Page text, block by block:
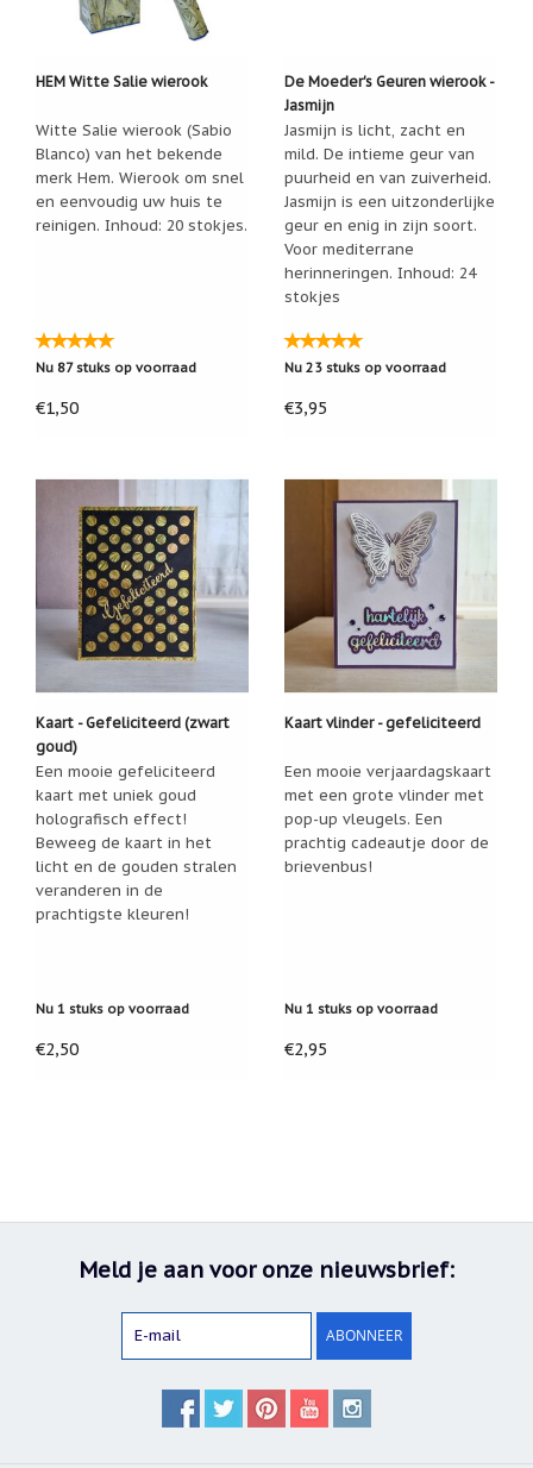
HEM Witte Salie wierook
Witte Salie wierook (Sabio
Blanco) van het bekende
merk Hem. Wierook om snel
en eenvoudig uw huis te
reinigen. Inhoud: 20 stokjes.
Nu 87 stuks op voorraad
€1,50
De Moeder's Geuren wierook -
Jasmijn
Jasmijn is licht, zacht en
mild. De intieme geur van
puurheid en van zuiverheid.
Jasmijn is een uitzonderlijke
geur en enig in zijn soort.
Voor mediterrane
herinneringen. Inhoud: 24
stokjes
Nu 23 stuks op voorraad
€3,95
Kaart - Gefeliciteerd (zwart
goud)
Een mooie gefeliciteerd
kaart met uniek goud
holografisch effect!
Beweeg de kaart in het
licht en de gouden stralen
veranderen in de
prachtigste kleuren!
Nu 1 stuks op voorraad
€2,50
Kaart vlinder - gefeliciteerd
Een mooie verjaardagskaart
met een grote vlinder met
pop-up vleugels. Een
prachtig cadeautje door de
brievenbus!
Nu 1 stuks op voorraad
€2,95
Meld je aan voor onze nieuwsbrief:
ABONNEER